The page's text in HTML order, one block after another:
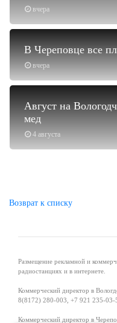
вчера
вчера
В Череповце все
4 августа
Август на
мед
Возврат к списку
Размещение рекламной и
радиостанциях и в интернете.
Коммерческий директор в
8(8172) 280-003, +7 921 235-03-
Коммерческий директор в